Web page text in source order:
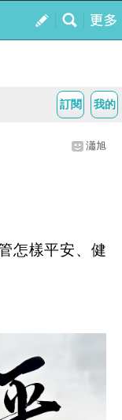
我的
訂閱
瀟旭
怎樣平安、健